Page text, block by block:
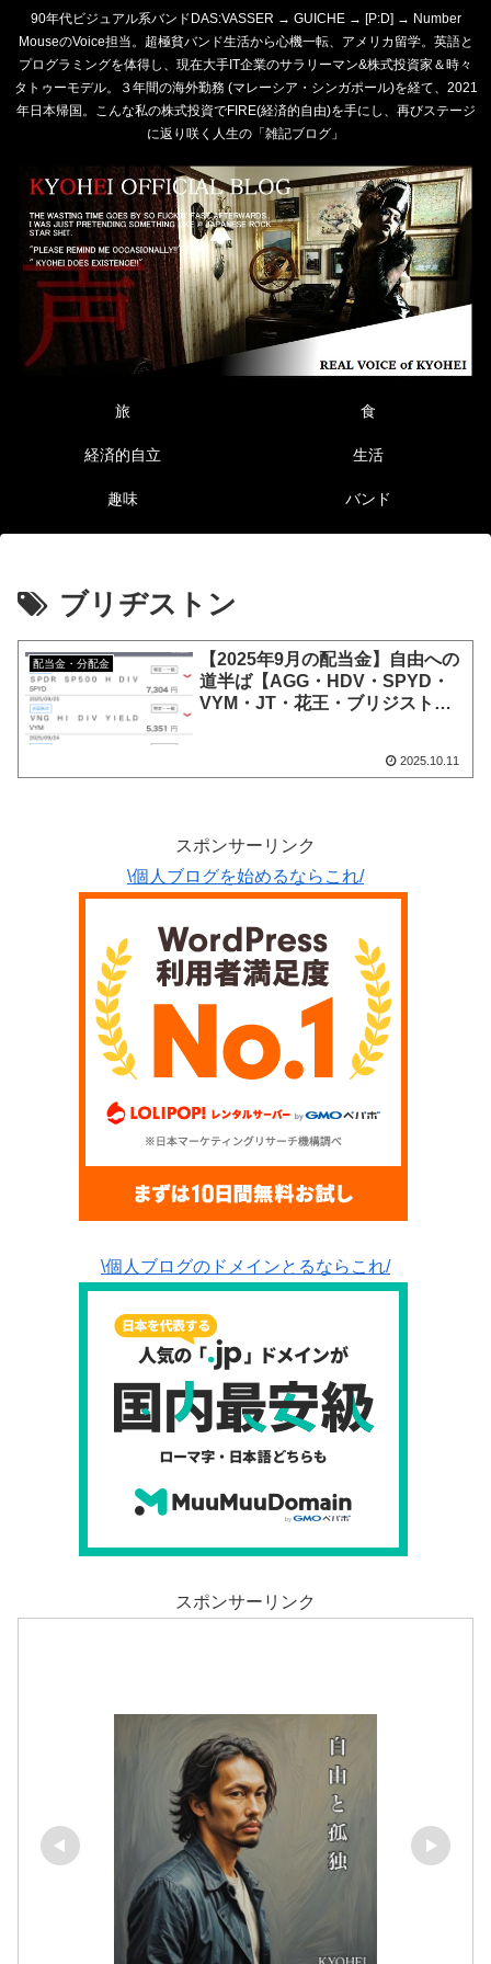
90年代ビジュアル系バンドDAS:VASSER → GUICHE → [P:D] → Number
MouseのVoice担当。超極貧バンド生活から心機一転、アメリカ留学。英語と
プログラミングを体得し、現在大手IT企業のサラリーマン&株式投資家＆時々
タトゥーモデル。３年間の海外勤務 (マレーシア・シンガポール)を経て、2021
年日本帰国。こんな私の株式投資でFIRE(経済的自由)を手にし、再びステージ
に返り咲く人生の「雑記ブログ」
旅 食
経済的自立 生活
趣味 バンド
ブリヂストン
配当金・分配金
【2025年9月の配当金】自由への
道半ば【AGG・HDV・SPYD・
VYM・JT・花王・ブリジスト
2025.10.11
スポンサーリンク
\個人ブログを始めるならこれ/
\個人ブログのドメインとるならこれ/
スポンサーリンク